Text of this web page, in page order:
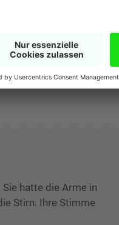
ohne großes Drama
Treppenstufen und
Moment des
vorher ist gleichzeitig
holen und weiter. Das
hatte die Arme in
Stirn. Ihre Stimme